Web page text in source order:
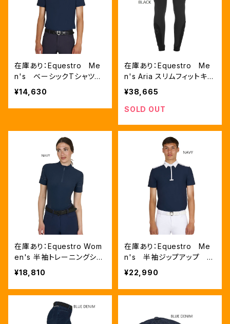
在庫あり：Equestro Me
n's ベーシックTシャツ
withマイクロホール（ETM0
0313）
¥14,630
在庫あり：Equestro Me
n's Aria スリムフィットキュ
ロット（フルグリップ）6色（E
T06740）
¥38,665
SOLD OUT
在庫あり：Equestro Wom
en's 半袖トレーニングシャ
ツ 2色 (ETW00313)
¥18,810
在庫あり：Equestro Me
n's 半袖ジップアップ メ
ッシュインサート競技用シャ
ツ 2色（ETM00308）
¥22,990